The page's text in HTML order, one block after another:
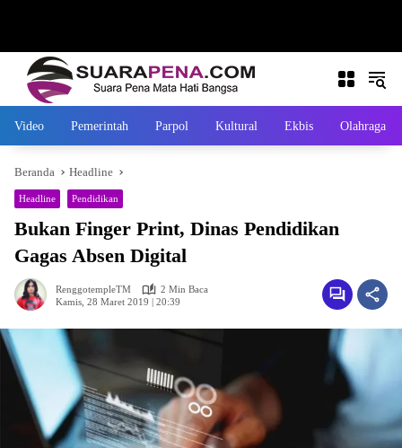
Video Pemerintah Parpol Kultural Ekbis Olahraga
Beranda Headline
Headline Pendidikan
Bukan Finger Print, Dinas Pendidikan
Gagas Absen Digital
RenggotempleTM
2 Min Baca
Kamis, 28 Maret 2019 | 20:39